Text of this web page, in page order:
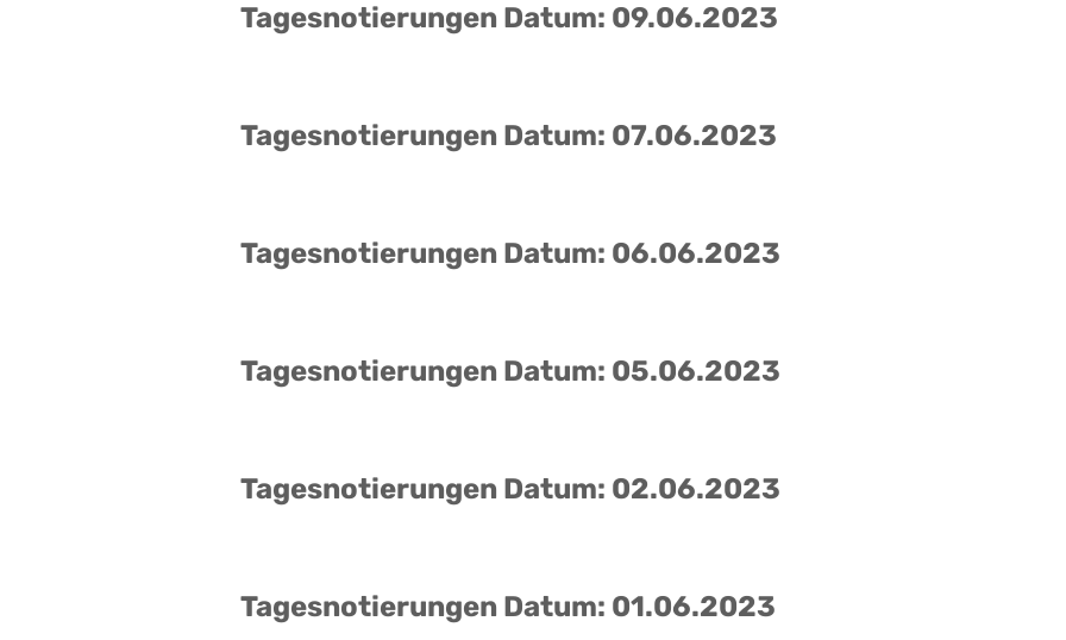
Tagesnotierungen Datum: 09.06.2023
Tagesnotierungen Datum: 07.06.2023
Tagesnotierungen Datum: 06.06.2023
Tagesnotierungen Datum: 05.06.2023
Tagesnotierungen Datum: 02.06.2023
Tagesnotierungen Datum: 01.06.2023